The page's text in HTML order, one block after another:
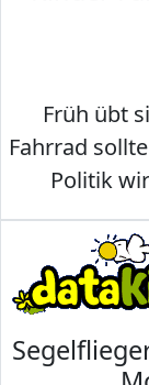
Früh übt
Fahrrad
Politik